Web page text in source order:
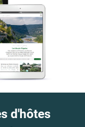
d'hôtes